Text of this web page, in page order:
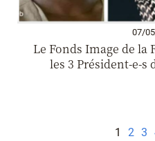
07/
Le Fonds Image de
les 3 Président-e-s
1 2 3